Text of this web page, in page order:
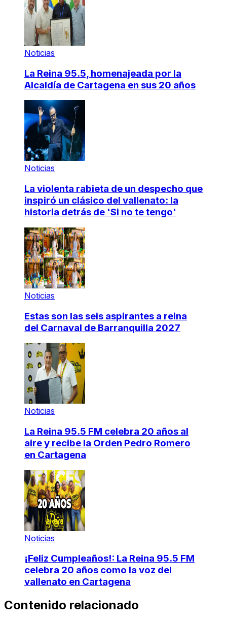
Noticias
La Reina 95.5, homenajeada por la
Alcaldía de Cartagena en sus 20 años
Noticias
La violenta rabieta de un despecho que
inspiró un clásico del vallenato: la
historia detrás de 'Si no te tengo'
Noticias
Estas son las seis aspirantes a reina
del Carnaval de Barranquilla 2027
Noticias
La Reina 95.5 FM celebra 20 años al
aire y recibe la Orden Pedro Romero
en Cartagena
Noticias
¡Feliz Cumpleaños!: La Reina 95.5 FM
celebra 20 años como la voz del
vallenato en Cartagena
Contenido relacionado